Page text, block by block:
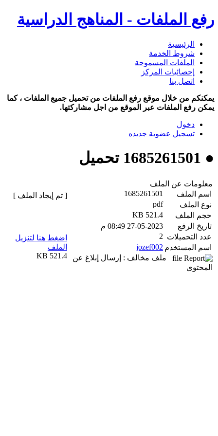
رفع الملفات - المناهج الدراسية
الرئيسية
شروط الخدمة
الملفات المسموحة
إحصائيات المركز
اتصل بنا
يمكنكم من خلال موقع رفع الملفات من تحميل جميع الملفات ، كما
يمكن رفع الملفات عبر الموقع من اجل مشاركتها.
دخول
تسجيل عضوية جديده
● 1685261501 تحميل
معلومات عن الملف
اسم الملف
1685261501
نوع الملف
pdf
حجم الملف
521.4 KB
تاريخ الرفع
27-05-2023 08:49 م
عدد التحميلات 2
اسم المستخدم jozef002
ملف مخالف : إرسال إبلاغ عن
المحتوى
[ تم إيجاد الملف ]
اضغط هنا لتنزيل
الملف
521.4 KB